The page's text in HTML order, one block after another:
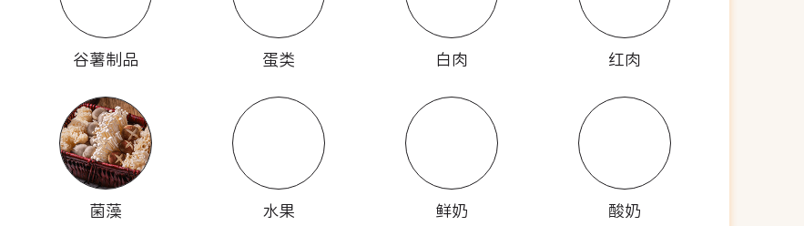
谷薯制品 蛋类 白肉 红肉
菌藻 水果 鲜奶 酸奶